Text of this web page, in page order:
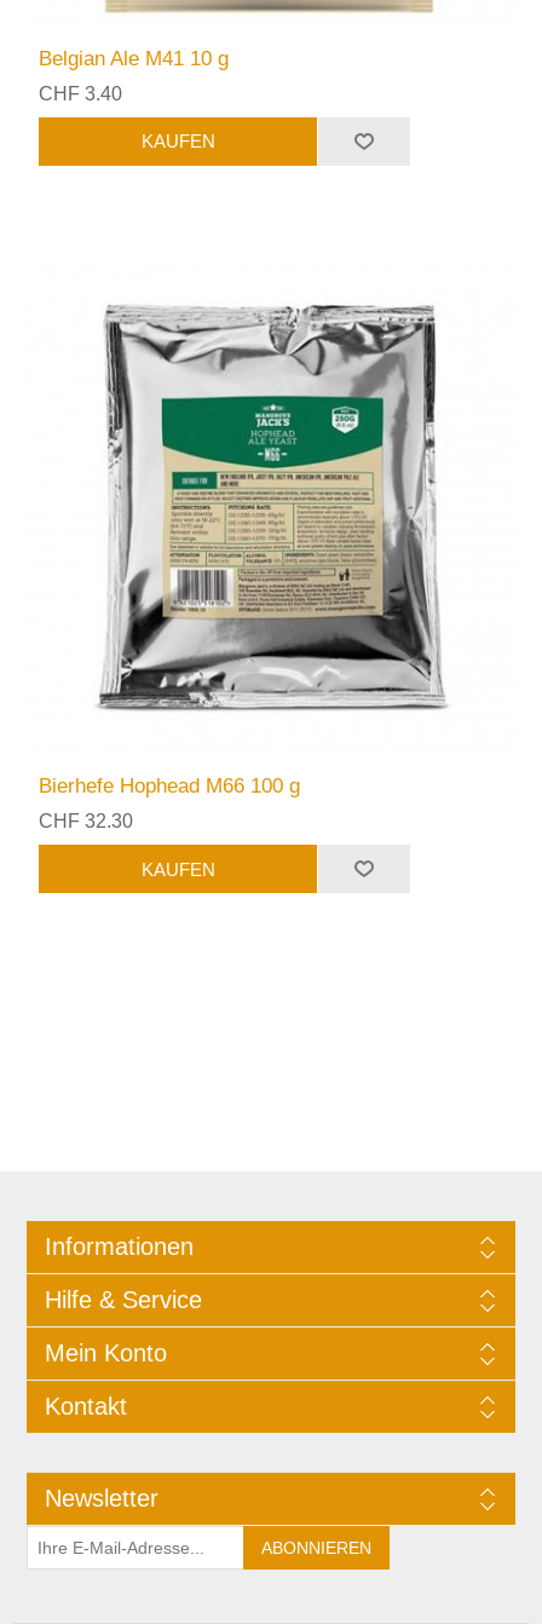
Belgian Ale M41 10 g
CHF 3.40
Bierhefe Hophead M66 100 g
CHF 32.30
Informationen
Hilfe & Service
Mein Konto
Kontakt
Newsletter